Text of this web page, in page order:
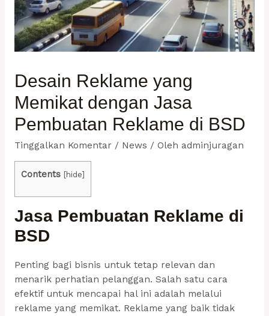
Desain Reklame yang
Memikat dengan Jasa
Pembuatan Reklame di BSD
Tinggalkan Komentar / News / Oleh adminjuragan
Contents [hide]
Jasa Pembuatan Reklame di
BSD
Penting bagi bisnis untuk tetap relevan dan
menarik perhatian pelanggan. Salah satu cara
efektif untuk mencapai hal ini adalah melalui
reklame yang memikat. Reklame yang baik tidak